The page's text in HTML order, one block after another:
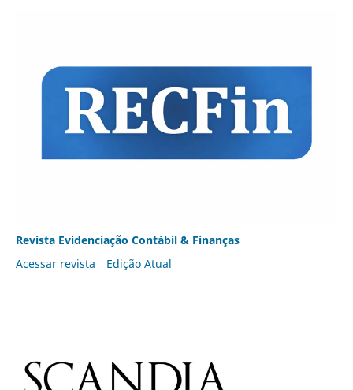
Revista Evidenciação Contábil & Finanças
Acessar revista
Edição Atual